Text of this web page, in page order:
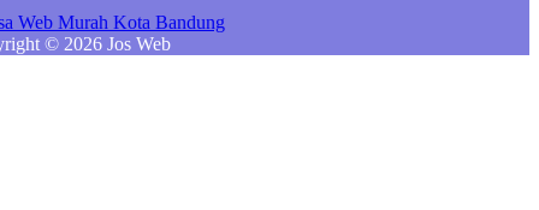
© 2026 Jos Web